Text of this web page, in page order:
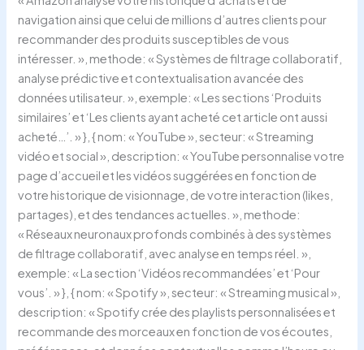
navigation ainsi que celui de millions d’autres clients pour
recommander des produits susceptibles de vous
intéresser. », methode: « Systèmes de filtrage collaboratif,
analyse prédictive et contextualisation avancée des
données utilisateur. », exemple: « Les sections ‘Produits
similaires’ et ‘Les clients ayant acheté cet article ont aussi
acheté…’. » }, { nom: « YouTube », secteur: « Streaming
vidéo et social », description: « YouTube personnalise votre
page d’accueil et les vidéos suggérées en fonction de
votre historique de visionnage, de votre interaction (likes,
partages), et des tendances actuelles. », methode:
« Réseaux neuronaux profonds combinés à des systèmes
de filtrage collaboratif, avec analyse en temps réel. »,
exemple: « La section ‘Vidéos recommandées’ et ‘Pour
vous’. » }, { nom: « Spotify », secteur: « Streaming musical »,
description: « Spotify crée des playlists personnalisées et
recommande des morceaux en fonction de vos écoutes,